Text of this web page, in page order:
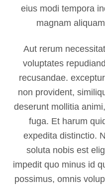
eius modi tempora
magnam
Aut rerum
voluptates
recusandae.
non provident,
deserunt mollitia
fuga. Et harum
expedita distinctio.
soluta nobis est
impedit quo minus id
possimus, omnis